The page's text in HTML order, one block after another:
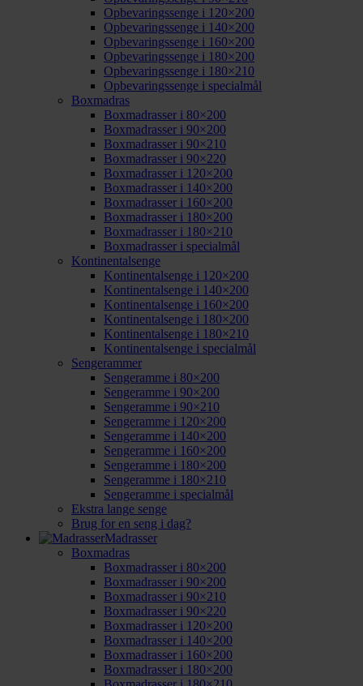
Opbevaringssenge i 120×200
Opbevaringssenge i 140×200
Opbevaringssenge i 160×200
Opbevaringssenge i 180×200
Opbevaringssenge i 180×210
Opbevaringssenge i specialmål
Boxmadras
Boxmadrasser i 80×200
Boxmadrasser i 90×200
Boxmadrasser i 90×210
Boxmadrasser i 90×220
Boxmadrasser i 120×200
Boxmadrasser i 140×200
Boxmadrasser i 160×200
Boxmadrasser i 180×200
Boxmadrasser i 180×210
Boxmadrasser i specialmål
Kontinentalsenge
Kontinentalsenge i 120×200
Kontinentalsenge i 140×200
Kontinentalsenge i 160×200
Kontinentalsenge i 180×200
Kontinentalsenge i 180×210
Kontinentalsenge i specialmål
Sengerammer
Sengeramme i 80×200
Sengeramme i 90×200
Sengeramme i 90×210
Sengeramme i 120×200
Sengeramme i 140×200
Sengeramme i 160×200
Sengeramme i 180×200
Sengeramme i 180×210
Sengeramme i specialmål
Ekstra lange senge
Brug for en seng i dag?
Madrasser
Boxmadras
Boxmadrasser i 80×200
Boxmadrasser i 90×200
Boxmadrasser i 90×210
Boxmadrasser i 90×220
Boxmadrasser i 120×200
Boxmadrasser i 140×200
Boxmadrasser i 160×200
Boxmadrasser i 180×200